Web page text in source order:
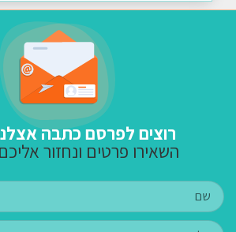
רוצים לפרסם כתבה
השאירו פרטים ונחזור